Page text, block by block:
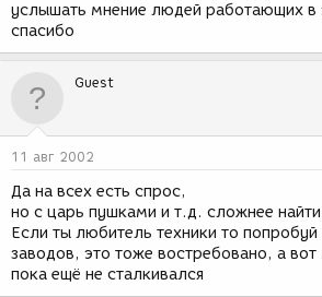
услышать мнение людей работающих в
спасибо
Guest
11 авг 2002
Да на всех есть спрос,
но с царь пушками и т.д. сложнее
Если ты любитель техники то
заводов, это тоже востребовано, а
пока ещё не сталкивался